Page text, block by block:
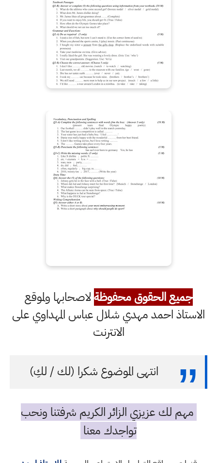
جميع الحقوق محفوظةلاصحابها ولموقع
الاستاذ احمد مهدي شلال عباس المهداوي على
الانترنت
انتهى الموضوع شكرا (لك / لكِ)
مهم لك عزيزي الزائر الكريم شرفتنا ونحب
تواجدك معنا